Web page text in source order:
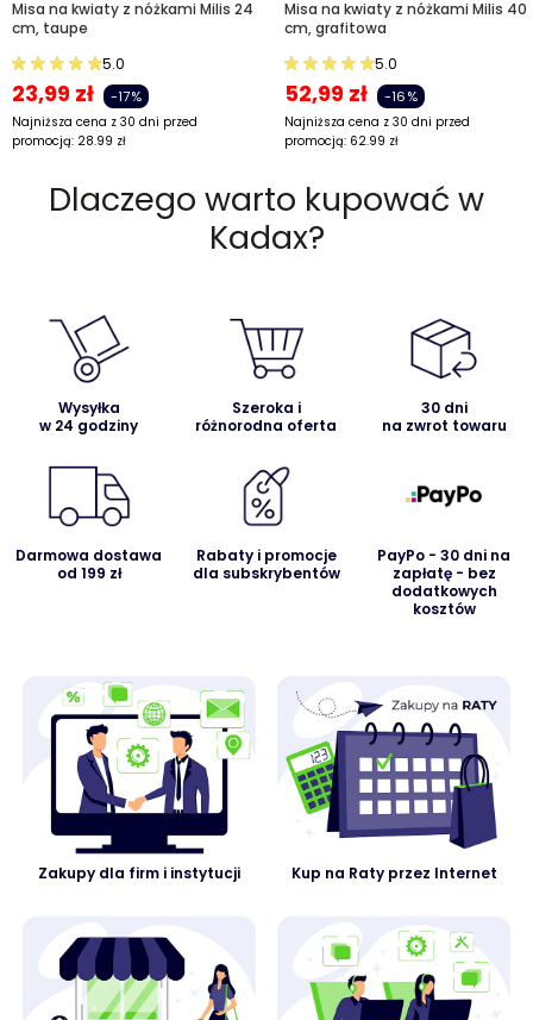
Misa na kwiaty z nóżkami Milis 24
cm, taupe
5.0
23,99 zł -17%
Najniższa cena z 30 dni przed
promocją: 28.99 zł
Misa na kwiaty z nóżkami Milis 40
cm, grafitowa
5.0
52,99 zł -16%
Najniższa cena z 30 dni przed
promocją: 62.99 zł
Dlaczego warto kupować w
Kadax?
Wysyłka
w 24 godziny
Szeroka i
różnorodna oferta
30 dni
na zwrot towaru
Darmowa dostawa
od 199 zł
Rabaty i promocje
dla subskrybentów
PayPo - 30 dni na
zapłatę - bez
dodatkowych
kosztów
Zakupy dla firm i instytucji Kup na Raty przez Internet